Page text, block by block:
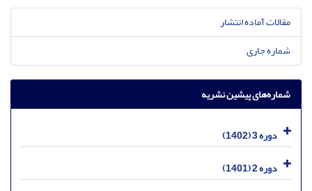
مقالات آماده انتشار
شماره جاری
شماره‌های پیشین نشریه
دوره 3 (1402)
دوره 2 (1401)